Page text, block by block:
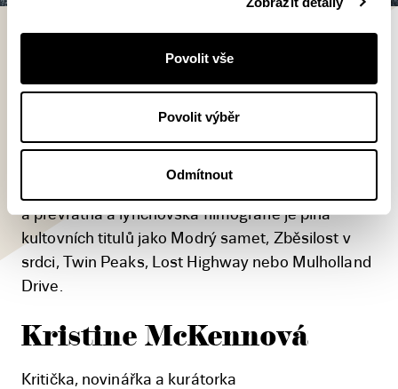
Povolit vše
Povolit výběr
Odmítnout
David Lynch
David Lynch (1946) se uvedl v roce
1977 filmem Mazací hlava,
následovaným neméně úspěšným
Sloním mužem. Řada jeho filmových
a převratná a lynchovská filmografie je plná
kultovních titulů jako Modrý samet, Zběsilost v
srdci, Twin Peaks, Lost Highway nebo Mulholland
Drive.
Kristine McKennová
Kritička, novinářka a kurátorka